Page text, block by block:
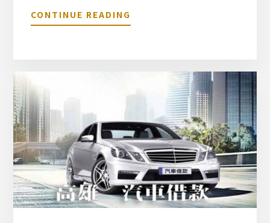
CONTINUE READING
於
士
D
A
T
E
J
U
S